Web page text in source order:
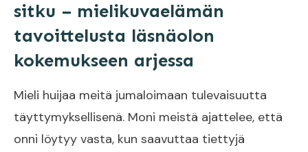
sitku – mielikuvaelämän
tavoittelusta läsnäolon
kokemukseen arjessa
Mieli huijaa meitä jumaloimaan tulevaisuutta
täyttymyksellisenä. Moni meistä ajattelee, että
onni löytyy vasta, kun saavuttaa tiettyjä